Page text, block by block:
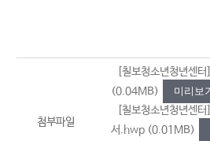
첨부파일
[칠보청소년청년센
(0.04MB)
미리보
[칠보청소년청년센
서.hwp (0.01MB)